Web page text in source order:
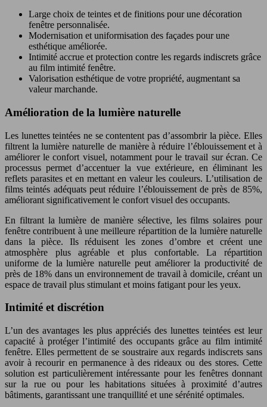
Large choix de teintes et de finitions pour une décoration
fenêtre personnalisée.
Modernisation et uniformisation des façades pour une
esthétique améliorée.
Intimité accrue et protection contre les regards indiscrets grâce
au film intimité fenêtre.
Valorisation esthétique de votre propriété, augmentant sa
valeur marchande.
Amélioration de la lumière naturelle
Les lunettes teintées ne se contentent pas d’assombrir la pièce. Elles
filtrent la lumière naturelle de manière à réduire l’éblouissement et à
améliorer le confort visuel, notamment pour le travail sur écran. Ce
processus permet d’accentuer la vue extérieure, en éliminant les
reflets parasites et en mettant en valeur les couleurs. L’utilisation de
films teintés adéquats peut réduire l’éblouissement de près de 85%,
améliorant significativement le confort visuel des occupants.
En filtrant la lumière de manière sélective, les films solaires pour
fenêtre contribuent à une meilleure répartition de la lumière naturelle
dans la pièce. Ils réduisent les zones d’ombre et créent une
atmosphère plus agréable et plus confortable. La répartition
uniforme de la lumière naturelle peut améliorer la productivité de
près de 18% dans un environnement de travail à domicile, créant un
espace de travail plus stimulant et moins fatigant pour les yeux.
Intimité et discrétion
L’un des avantages les plus appréciés des lunettes teintées est leur
capacité à protéger l’intimité des occupants grâce au film intimité
fenêtre. Elles permettent de se soustraire aux regards indiscrets sans
avoir à recourir en permanence à des rideaux ou des stores. Cette
solution est particulièrement intéressante pour les fenêtres donnant
sur la rue ou pour les habitations situées à proximité d’autres
bâtiments, garantissant une tranquillité et une sérénité optimales.